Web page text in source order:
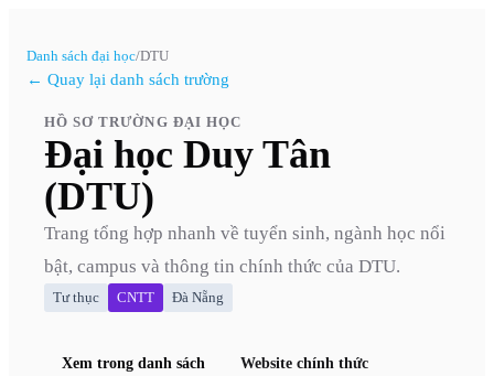
Danh sách đại học/DTU
← Quay lại danh sách trường
HỒ SƠ TRƯỜNG ĐẠI HỌC
Đại học Duy Tân
(DTU)
Trang tổng hợp nhanh về tuyển sinh, ngành học nổi
bật, campus và thông tin chính thức của DTU.
Tư thục CNTT Đà Nẵng
Xem trong danh sách Website chính thức